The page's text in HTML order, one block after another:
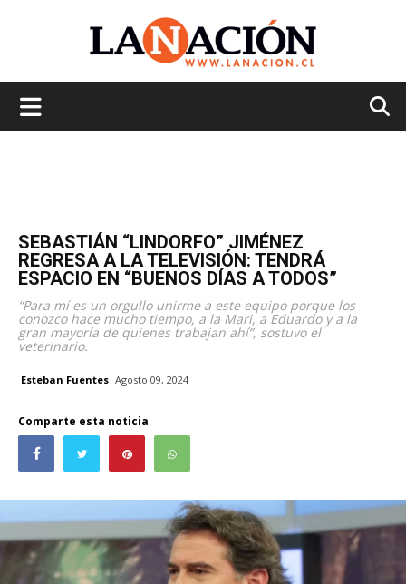
SEBASTIÁN “LINDORFO” JIMÉNEZ
REGRESA A LA TELEVISIÓN: TENDRÁ
ESPACIO EN “BUENOS DÍAS A TODOS”
“Para mí es un orgullo unirme a este equipo porque los
conozco hace mucho tiempo, a la Mari, a Eduardo y a la
gran mayoría de quienes trabajan ahí”, sostuvo el
veterinario.
Esteban Fuentes Agosto 09, 2024
Comparte esta noticia